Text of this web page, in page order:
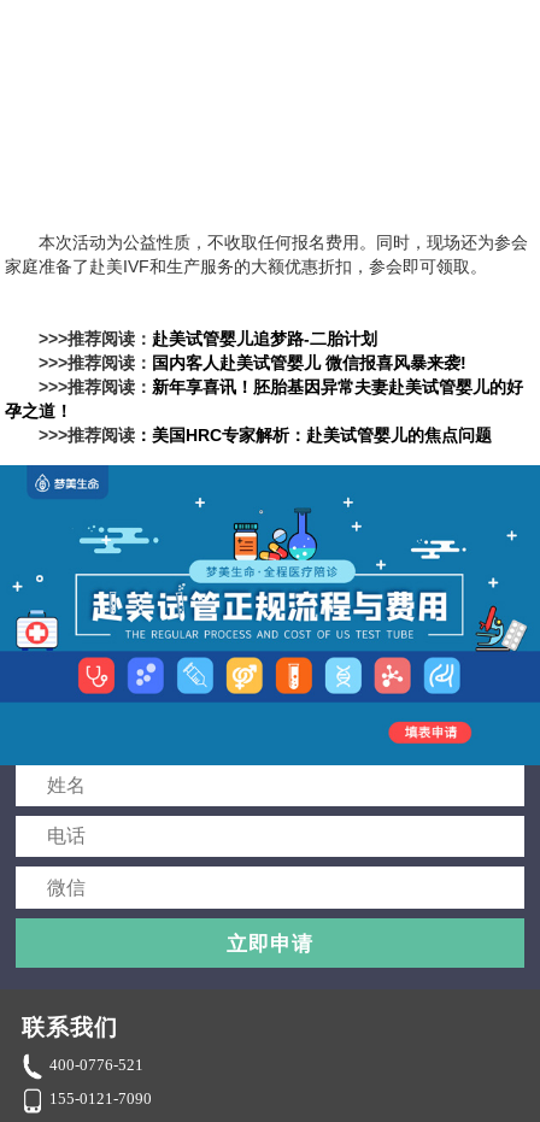
本次活动为公益性质，不收取任何报名费用。同时，现场还为参会
家庭准备了赴美IVF和生产服务的大额优惠折扣，参会即可领取。
>>>推荐阅读： 赴美试管婴儿追梦路-二胎计划
>>>推荐阅读： 国内客人赴美试管婴儿 微信报喜风暴来袭!
>>>推荐阅读： 新年享喜讯！胚胎基因异常夫妻赴美试管婴儿的好
孕之道！
>>>推荐阅读 ：美国HRC专家解析：赴美试管婴儿的焦点问题
立即申请
联系我们
400-0776-521
155-0121-7090